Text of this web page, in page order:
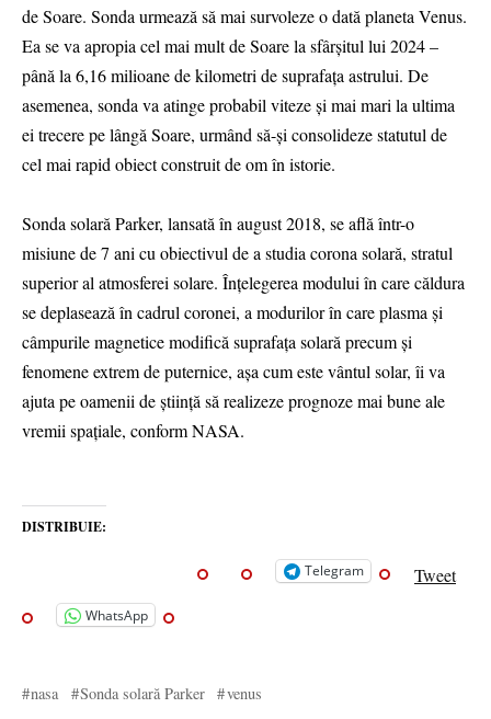
de Soare. Sonda urmează să mai survoleze o dată planeta Venus.
Ea se va apropia cel mai mult de Soare la sfârşitul lui 2024 –
până la 6,16 milioane de kilometri de suprafaţa astrului. De
asemenea, sonda va atinge probabil viteze şi mai mari la ultima
ei trecere pe lângă Soare, urmând să-şi consolideze statutul de
cel mai rapid obiect construit de om în istorie.
Sonda solară Parker, lansată în august 2018, se află într-o
misiune de 7 ani cu obiectivul de a studia corona solară, stratul
superior al atmosferei solare. Înţelegerea modului în care căldura
se deplasează în cadrul coronei, a modurilor în care plasma şi
câmpurile magnetice modifică suprafaţa solară precum şi
fenomene extrem de puternice, aşa cum este vântul solar, îi va
ajuta pe oamenii de ştiinţă să realizeze prognoze mai bune ale
vremii spaţiale, conform NASA.
DISTRIBUIE:
Telegram Tweet
WhatsApp
nasa Sonda solară Parker venus